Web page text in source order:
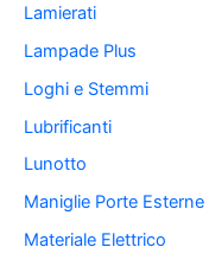
Lamierati
Lampade Plus
Loghi e Stemmi
Lubrificanti
Lunotto
Maniglie Porte Esterne
Materiale Elettrico